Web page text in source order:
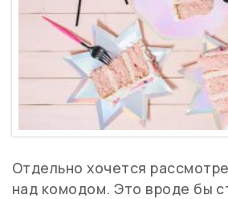
Отдельно хочется
над комодом. Это вроде бы